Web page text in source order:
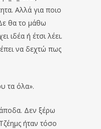
Αλλά για ποιο
θα το μάθω
ιδέα ή έτσι λέει.
να δεχτώ πως
τα όλα».
Δεν ξέρω
ήταν τόσο